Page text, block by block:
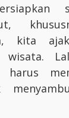
kita
wisata.
harus